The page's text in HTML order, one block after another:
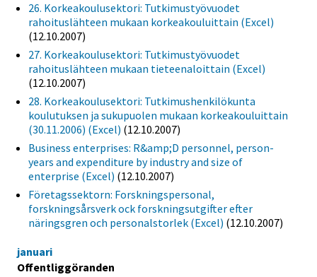
26. Korkeakoulusektori: Tutkimustyövuodet
rahoituslähteen mukaan korkeakouluittain (Excel)
(12.10.2007)
27. Korkeakoulusektori: Tutkimustyövuodet
rahoituslähteen mukaan tieteenaloittain (Excel)
(12.10.2007)
28. Korkeakoulusektori: Tutkimushenkilökunta
koulutuksen ja sukupuolen mukaan korkeakouluittain
(30.11.2006) (Excel) (12.10.2007)
Business enterprises: R&amp;D personnel, person-
years and expenditure by industry and size of
enterprise (Excel) (12.10.2007)
Företagssektorn: Forskningspersonal,
forskningsårsverk ock forskningsutgifter efter
näringsgren och personalstorlek (Excel) (12.10.2007)
januari
Offentliggöranden